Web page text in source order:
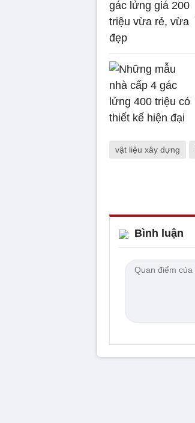
vật liệu xây dựng
Bình luận